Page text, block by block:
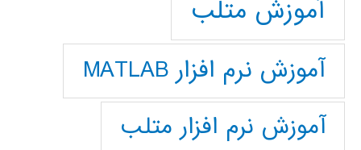
آموزش متلب
آموزش نرم افزار MATLAB
آموزش نرم افزار متلب